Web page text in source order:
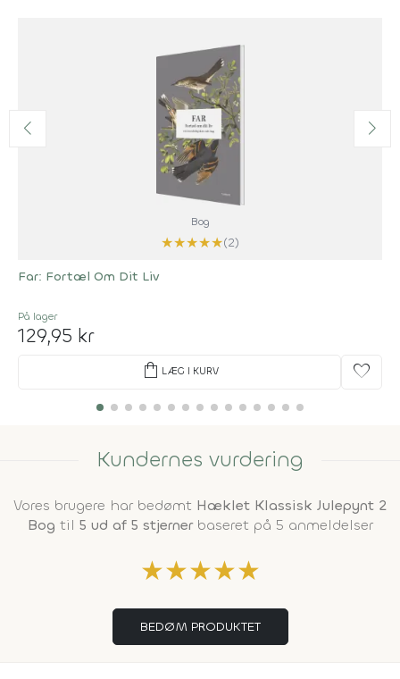
Bog
★★★★★(2)
Far: Fortæl Om Dit Liv
På lager
129,95 kr
shopping_bag LÆG I KURV favorite
Kundernes vurdering
Vores brugere har bedømt Hæklet Klassisk Julepynt 2
Bog til 5 ud af 5 stjernerbaseret på 5 anmeldelser
★★★★★
BEDØM PRODUKTET